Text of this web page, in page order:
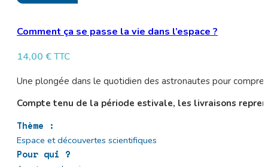
Comment ça se passe la vie dans l’espace ?
14,00 € TTC
Une plongée dans le quotidien des astronautes pour
Compte tenu de la période estivale, les livraisons
Thème :
Espace et découvertes scientifiques
Pour qui ?